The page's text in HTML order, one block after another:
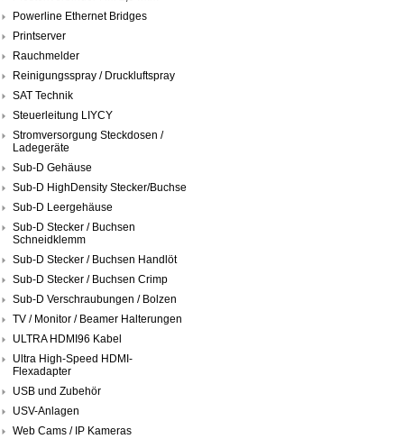
Powerline Ethernet Bridges
Printserver
Rauchmelder
Reinigungsspray / Druckluftspray
SAT Technik
Steuerleitung LIYCY
Stromversorgung Steckdosen /
Ladegeräte
Sub-D Gehäuse
Sub-D HighDensity Stecker/Buchse
Sub-D Leergehäuse
Sub-D Stecker / Buchsen
Schneidklemm
Sub-D Stecker / Buchsen Handlöt
Sub-D Stecker / Buchsen Crimp
Sub-D Verschraubungen / Bolzen
TV / Monitor / Beamer Halterungen
ULTRA HDMI96 Kabel
Ultra High-Speed HDMI-
Flexadapter
USB und Zubehör
USV-Anlagen
Web Cams / IP Kameras